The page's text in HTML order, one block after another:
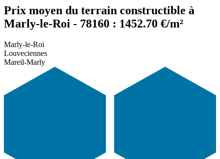
Prix moyen du terrain constructible à
Marly-le-Roi - 78160 : 1452.70 €/m²
Marly-le-Roi
Louveciennes
Mareil-Marly